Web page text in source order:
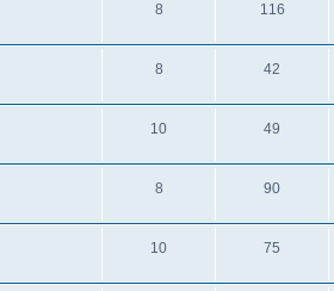
8 116
8 42
10 49
8 90
10 75